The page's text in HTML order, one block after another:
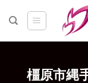
橿原市縄